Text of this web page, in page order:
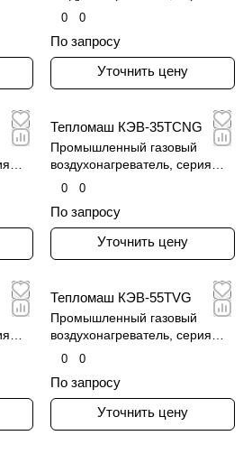
КЭВ-TCG
0 0
По запросу
Уточнить цену
Тепломаш КЭВ-35TCNG
Промышленный газовый
воздухонагреватель, серия
КЭВ-TCNG
0 0
По запросу
Уточнить цену
Тепломаш КЭВ-55TVG
Промышленный газовый
воздухонагреватель, серия
КЭВ-TVG
0 0
По запросу
Уточнить цену